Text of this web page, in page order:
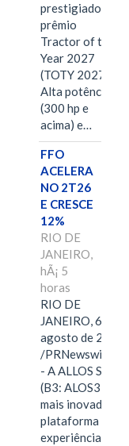
prestigiado
prêmio
Tractor of the
Year 2027
(TOTY 2027:
Alta potência
(300 hp e
acima) e…
FFO
ACELERA
NO 2T26
E CRESCE
12%
RIO DE
JANEIRO,
hÃ¡ 5
horas
RIO DE
JANEIRO, 6 de
agosto de 2026
/PRNewswire/ -
- A ALLOS S.A.
(B3: ALOS3), a
mais inovadora
plataforma de
experiências,